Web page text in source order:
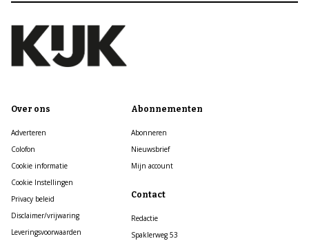
Over ons
Adverteren
Colofon
Cookie informatie
Cookie Instellingen
Privacy beleid
Disclaimer/vrijwaring
Leveringsvoorwaarden
Abonnementen
Abonneren
Nieuwsbrief
Mijn account
Contact
Redactie
Spaklerweg 53